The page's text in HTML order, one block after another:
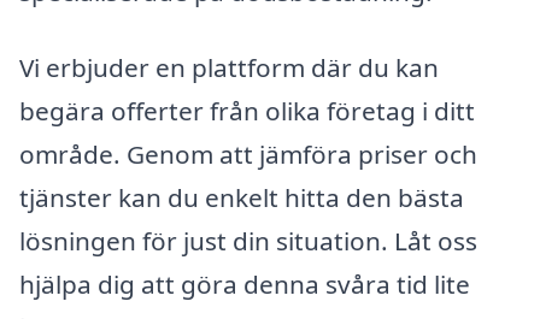
Vi erbjuder en plattform där du kan
begära offerter från olika företag i ditt
område. Genom att jämföra priser och
tjänster kan du enkelt hitta den bästa
lösningen för just din situation. Låt oss
hjälpa dig att göra denna svåra tid lite